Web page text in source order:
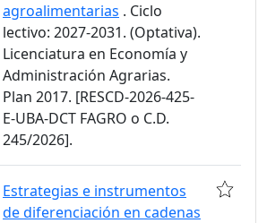
agroalimentarias . Ciclo
lectivo: 2027-2031. (Optativa).
Licenciatura en Economía y
Administración Agrarias.
Plan 2017. [RESCD-2026-425-
E-UBA-DCT FAGRO o C.D.
245/2026].
Estrategias e instrumentos
de diferenciación en cadenas